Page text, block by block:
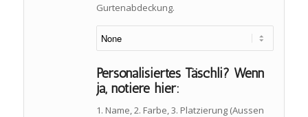
Gurtenabdeckung.
Personalisiertes Täschli? Wenn
ja, notiere hier:
1. Name, 2. Farbe, 3. Platzierung (Aussen